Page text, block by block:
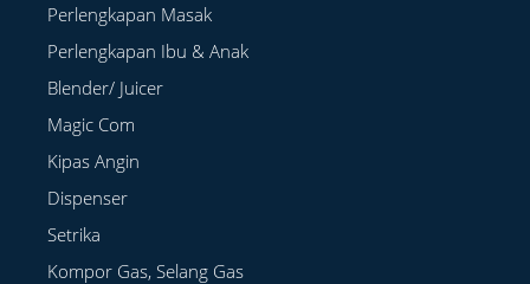
Perlengkapan Masak
Perlengkapan Ibu & Anak
Blender/ Juicer
Magic Com
Kipas Angin
Dispenser
Setrika
Kompor Gas, Selang Gas